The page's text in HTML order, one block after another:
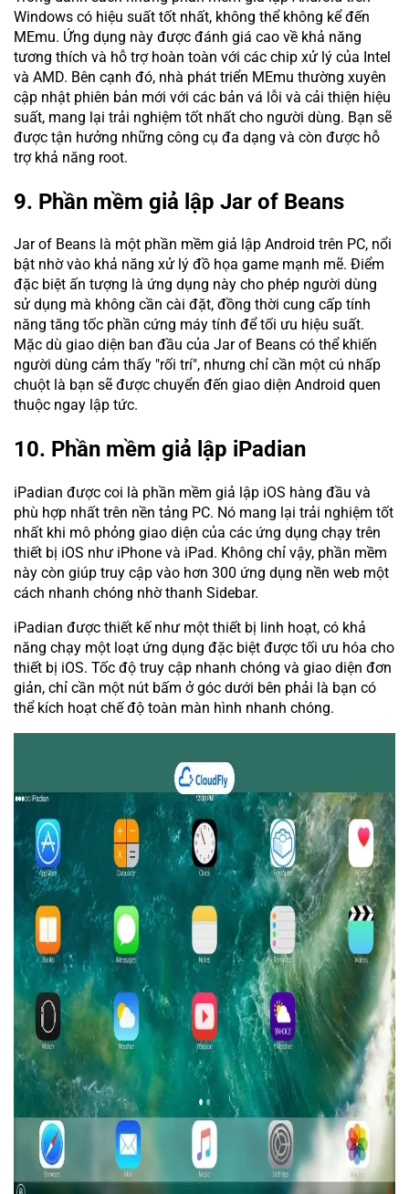
Windows có hiệu suất tốt nhất, không thể không kể đến
MEmu. Ứng dụng này được đánh giá cao về khả năng
tương thích và hỗ trợ hoàn toàn với các chip xử lý của Intel
và AMD. Bên cạnh đó, nhà phát triển MEmu thường xuyên
cập nhật phiên bản mới với các bản vá lỗi và cải thiện hiệu
suất, mang lại trải nghiệm tốt nhất cho người dùng. Bạn sẽ
được tận hưởng những công cụ đa dạng và còn được hỗ
trợ khả năng root.
9. Phần mềm giả lập Jar of Beans
Jar of Beans là một phần mềm giả lập Android trên PC, nổi
bật nhờ vào khả năng xử lý đồ họa game mạnh mẽ. Điểm
đặc biệt ấn tượng là ứng dụng này cho phép người dùng
sử dụng mà không cần cài đặt, đồng thời cung cấp tính
năng tăng tốc phần cứng máy tính để tối ưu hiệu suất.
Mặc dù giao diện ban đầu của Jar of Beans có thể khiến
người dùng cảm thấy "rối trí", nhưng chỉ cần một cú nhấp
chuột là bạn sẽ được chuyển đến giao diện Android quen
thuộc ngay lập tức.
10. Phần mềm giả lập iPadian
iPadian được coi là phần mềm giả lập iOS hàng đầu và
phù hợp nhất trên nền tảng PC. Nó mang lại trải nghiệm tốt
nhất khi mô phỏng giao diện của các ứng dụng chạy trên
thiết bị iOS như iPhone và iPad. Không chỉ vậy, phần mềm
này còn giúp truy cập vào hơn 300 ứng dụng nền web một
cách nhanh chóng nhờ thanh Sidebar.
iPadian được thiết kế như một thiết bị linh hoạt, có khả
năng chạy một loạt ứng dụng đặc biệt được tối ưu hóa cho
thiết bị iOS. Tốc độ truy cập nhanh chóng và giao diện đơn
giản, chỉ cần một nút bấm ở góc dưới bên phải là bạn có
thể kích hoạt chế độ toàn màn hình nhanh chóng.